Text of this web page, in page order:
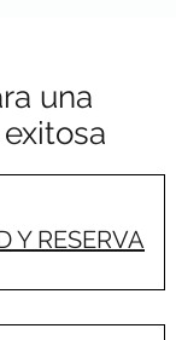
una
Y RESERVA